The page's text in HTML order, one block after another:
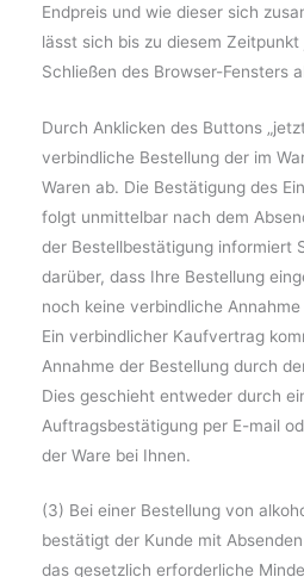
Endpreis und wie dieser sich
lässt sich bis zu diesem
Schließen des Browser-Fensters
Durch Anklicken des Buttons
verbindliche Bestellung der im
Waren ab. Die Bestätigung des
folgt unmittelbar nach dem
der Bestellbestätigung informiert
darüber, dass Ihre Bestellung
noch keine verbindliche
Ein verbindlicher Kaufvertrag
Annahme der Bestellung durch
Dies geschieht entweder durch
Auftragsbestätigung per E-mail
der Ware bei Ihnen.
(3) Bei einer Bestellung von
bestätigt der Kunde mit
das gesetzlich erforderliche